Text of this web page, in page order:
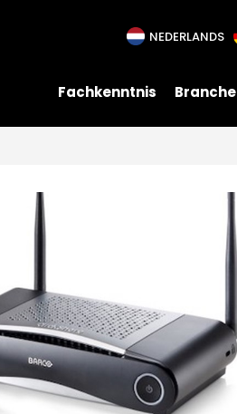
NEDERLANDS
Fachkenntnis Branche